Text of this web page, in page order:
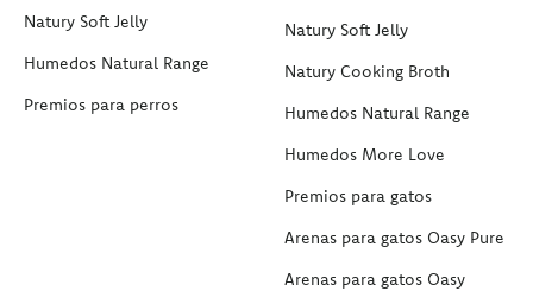
Natury Soft Jelly
Humedos Natural Range
Premios para perros
Natury Soft Jelly
Natury Cooking Broth
Humedos Natural Range
Humedos More Love
Premios para gatos
Arenas para gatos Oasy Pure
Arenas para gatos Oasy